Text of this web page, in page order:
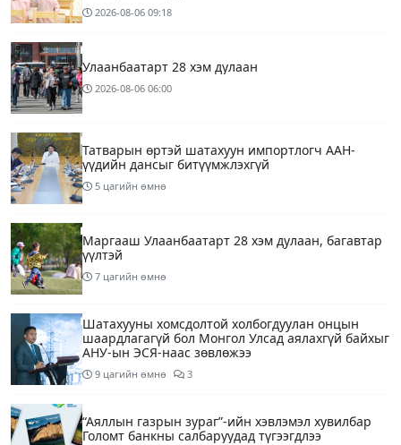
2026-08-06 09:18
Улаанбаатарт 28 хэм дулаан
2026-08-06 06:00
Татварын өртэй шатахуун импортлогч ААН-
үүдийн дансыг битүүмжлэхгүй
5 цагийн өмнө
Маргааш Улаанбаатарт 28 хэм дулаан, багавтар
үүлтэй
7 цагийн өмнө
Шатахууны хомсдолтой холбогдуулан онцын
шаардлагагүй бол Монгол Улсад аялахгүй байхыг
АНУ-ын ЭСЯ-наас зөвлөжээ
9 цагийн өмнө 3
“Аяллын газрын зураг”-ийн хэвлэмэл хувилбар
Голомт банкны салбаруудад түгээгдлээ